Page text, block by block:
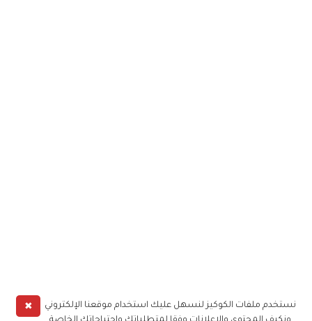
✖
نستخدم ملفات الكوكيز لنسهل عليك استخدام موقعنا الإلكتروني